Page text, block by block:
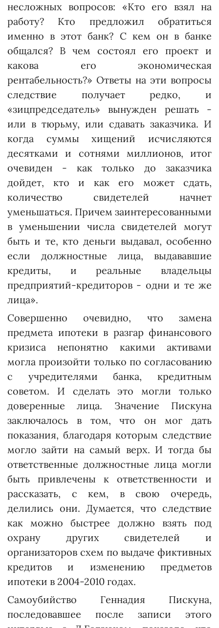
несложных вопросов: «Кто его взял на
работу? Кто предложил обратиться
именно в этот банк? С кем он в банке
общался? В чем состоял его проект и
какова его экономическая
рентабельность?» Ответы на эти вопросы
следствие получает редко, и
«зицпредседатель» вынужден решать -
или в тюрьму, или сдавать заказчика. И
когда суммы хищений исчисляются
десятками и сотнями миллионов, итог
очевиден - как только до заказчика
дойдет, кто и как его может сдать,
количество свидетелей начнет
уменьшаться. Причем заинтересованными
в уменьшении числа свидетелей могут
быть и те, кто деньги выдавал, особенно
если должностные лица, выдававшие
кредиты, и реальные владельцы
предприятий-кредиторов - одни и те же
лица».
Совершенно очевидно, что замена
предмета ипотеки в разгар финансового
кризиса непонятно какими активами
могла произойти только по согласованию
с учредителями банка, кредитным
советом. И сделать это могли только
доверенные лица. Значение Пискуна
заключалось в том, что он мог дать
показания, благодаря которым следствие
могло зайти на самый верх. И тогда бы
ответственные должностные лица могли
быть привлечены к ответственности и
рассказать, с кем, в свою очередь,
делились они. Думается, что следствие
как можно быстрее должно взять под
охрану других свидетелей и
организаторов схем по выдаче фиктивных
кредитов и изменению предметов
ипотеки в 2004-2010 годах.
Самоубийство Геннадия Пискуна,
последовавшее после записи этого